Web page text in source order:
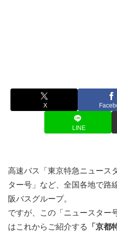
X
LINE
高速バス「東京特急ニュース
ター号」など、全国各地で路
阪バスグループ。
ですが、この「ニュースター
はこれからご紹介する
「京都